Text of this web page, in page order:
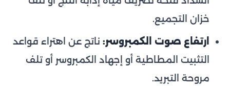
خزان التجميع.
ارتفاع صوت الكمبروسر: ناتج عن اهتراء قواعد
التثبيت المطاطية أو إجهاد الكمبروسر أو تلف
مروحة التبريد.